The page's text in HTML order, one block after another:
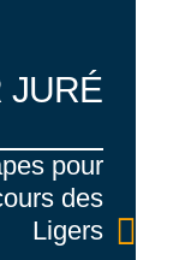
JURÉ
pour
des
Ligers